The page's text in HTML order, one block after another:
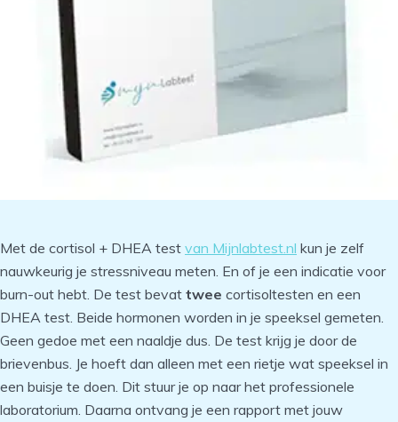
Met de cortisol + DHEA test van Mijnlabtest.nl kun je zelf
nauwkeurig je stressniveau meten. En of je een indicatie voor
burn-out hebt. De test bevat twee cortisoltesten en een
DHEA test. Beide hormonen worden in je speeksel gemeten.
Geen gedoe met een naaldje dus. De test krijg je door de
brievenbus. Je hoeft dan alleen met een rietje wat speeksel in
een buisje te doen. Dit stuur je op naar het professionele
laboratorium. Daarna ontvang je een rapport met jouw